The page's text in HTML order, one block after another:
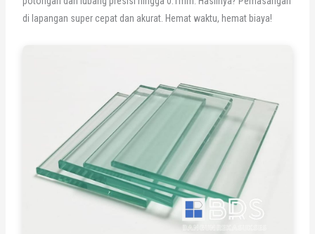
di lapangan super cepat dan akurat. Hemat waktu, hemat biaya!